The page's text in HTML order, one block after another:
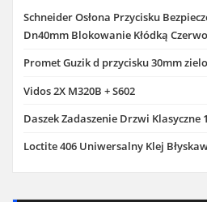
Schneider Osłona Przycisku
Dn40mm Blokowanie Kłódką
Promet Guzik d przycisku 30mm
Vidos 2X M320B + S602
Daszek Zadaszenie Drzwi Klasyczne
Loctite 406 Uniwersalny Klej